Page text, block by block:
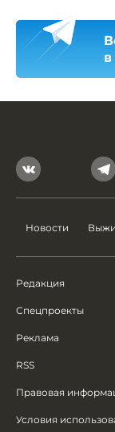
Новости
Редакция
Спецпроекты
Реклама
RSS
Правовая
Условия